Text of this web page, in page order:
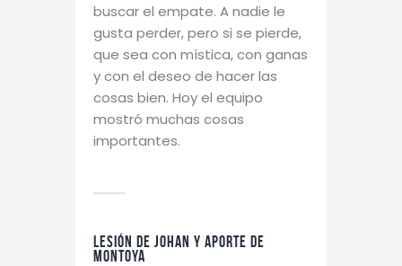
buscar el empate. A nadie le
gusta perder, pero si se pierde,
que sea con mística, con ganas
y con el deseo de hacer las
cosas bien. Hoy el equipo
mostró muchas cosas
importantes.
Lesión de Johan y aporte de
Montoya